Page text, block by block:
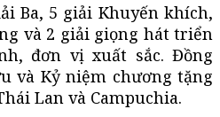
Ba, 5 giải Khuyến khích,
và 2 giải giọng hát triển
đơn vị xuất sắc. Đồng
và Kỷ niệm chương tặng
Lan và Campuchia.